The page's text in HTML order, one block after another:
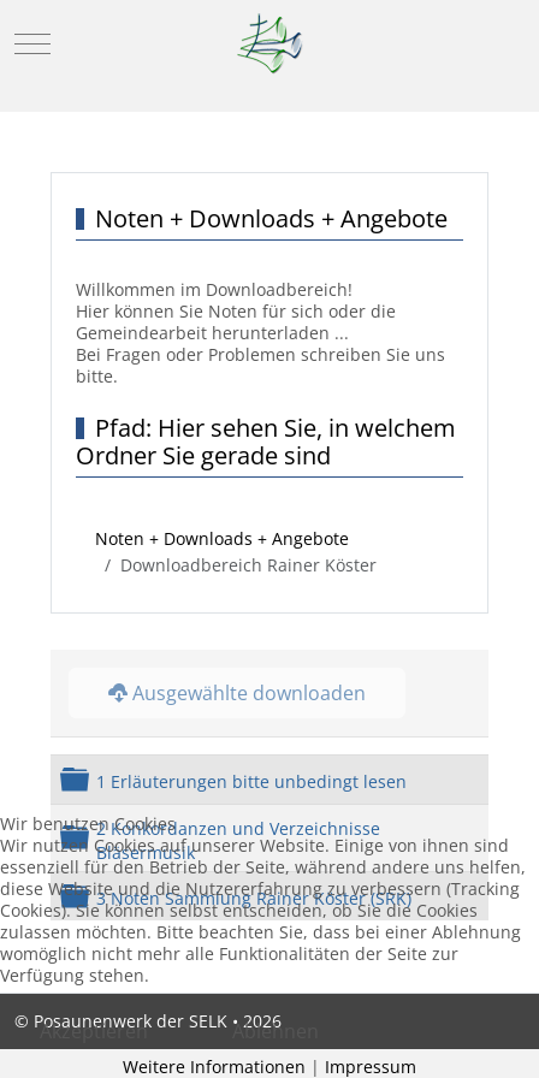
Mobile Menu Toggle
Noten + Downloads + Angebote
Willkommen im Downloadbereich!
Hier können Sie Noten für sich oder die
Gemeindearbeit herunterladen ...
Bei Fragen oder Problemen schreiben Sie uns
bitte.
Pfad: Hier sehen Sie, in welchem
Ordner Sie gerade sind
Noten + Downloads + Angebote
Downloadbereich Rainer Köster
Ausgewählte downloaden
Ordner
1 Erläuterungen bitte unbedingt lesen
Ordner
2 Konkordanzen und Verzeichnisse
Bläsermusik
Ordner
3 Noten Sammlung Rainer Köster (SRK)
© Posaunenwerk der SELK • 2026
Wir benutzen Cookies
Wir nutzen Cookies auf unserer Website. Einige von ihnen sind
essenziell für den Betrieb der Seite, während andere uns helfen,
diese Website und die Nutzererfahrung zu verbessern (Tracking
Cookies). Sie können selbst entscheiden, ob Sie die Cookies
zulassen möchten. Bitte beachten Sie, dass bei einer Ablehnung
womöglich nicht mehr alle Funktionalitäten der Seite zur
Verfügung stehen.
Akzeptieren Ablehnen
Weitere Informationen | Impressum